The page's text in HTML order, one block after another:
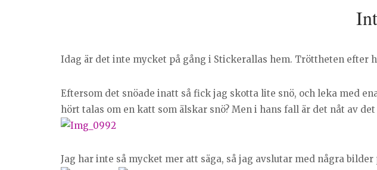
Idag är det inte mycket på gång i Stickerallas hem. Tröttheten
Eftersom det snöade inatt så fick jag skotta lite snö, och leka med
hört talas om en katt som älskar snö? Men i hans fall är det nåt av
Jag har inte så mycket mer att säga, så jag avslutar med några